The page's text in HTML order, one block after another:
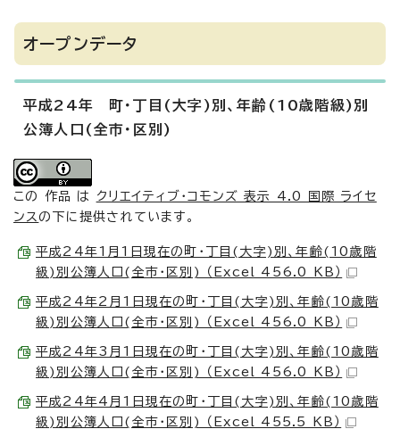
オープンデータ
平成24年 町・丁目(大字)別、年齢(10歳階級)別
公簿人口(全市・区別)
この 作品 は クリエイティブ・コモンズ 表示 4.0 国際 ライセ
ンスの下に提供されています。
平成24年1月1日現在の町・丁目(大字)別、年齢(10歳階
級)別公簿人口(全市・区別) （Excel 456.0 KB）
平成24年2月1日現在の町・丁目(大字)別、年齢(10歳階
級)別公簿人口(全市・区別) （Excel 456.0 KB）
平成24年3月1日現在の町・丁目(大字)別、年齢(10歳階
級)別公簿人口(全市・区別) （Excel 456.0 KB）
平成24年4月1日現在の町・丁目(大字)別、年齢(10歳階
級)別公簿人口(全市・区別) （Excel 455.5 KB）